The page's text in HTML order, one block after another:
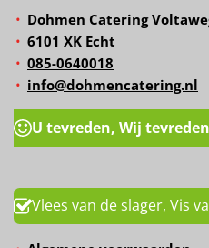
Dohmen Catering
6101 XK Echt
085-0640018
info@dohmencatering.nl
U tevreden, Wij
Vlees van de slager, Vis